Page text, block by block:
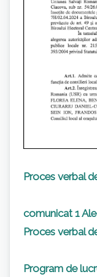
Proces verbal
comunicat 1
Proces verbal
Program de